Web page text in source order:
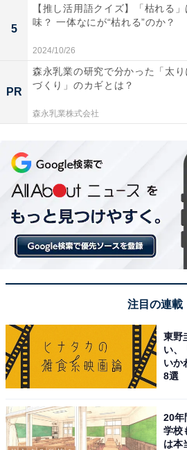
5
【推し活用語クイズ】「枯れる
味？ 一体なにが“枯れる”のか？
2024/10/26
PR
森永乳業の研究で分かった「太
づくり」のカギとは？
森永乳業株式会社
注目の連載
東野
い、
いか
8選
20年
学校
は本